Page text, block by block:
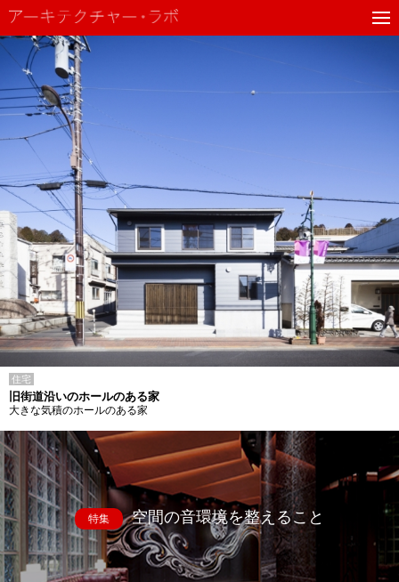
住宅
旧街道沿いのホールのある家
大きな気積のホールのある家
特集 空間の音環境を整えること